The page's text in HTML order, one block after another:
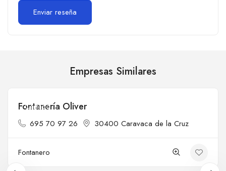
Empresas Similares
Cerrado
Fontanería Oliver
695 70 97 26 30400 Caravaca de la Cruz
Fontanero